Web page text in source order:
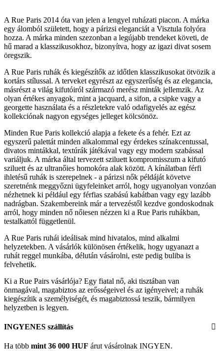
A Rue Paris 2014 óta van jelen a lengyel ruházati piacon. A márka
egy álomból született, hogy a párizsi eleganciát a Visztula folyóra
hozza. A márka minden szezonban a legújabb trendeket követi, de
hű marad a klasszikusokhoz, bizonyítva, hogy az igazi divat sosem
öregszik.
A Rue Paris ruhák és kiegészítők az időtlen klasszikusokat ötvözik a
kortárs stílussal. A terveket egyrészt az egyszerűség és az elegancia,
másrészt a világ kifutóiról származó merész minták jellemzik. Az
olyan értékes anyagok, mint a jacquard, a sifon, a csipke vagy a
georgette használata és a részletekre való odafigyelés az egész
kollekciónak nagyon egységes jelleget kölcsönöz.
Minden Rue Paris kollekció alapja a fekete és a fehér. Ezt az
egyszerű palettát minden alkalommal egy érdekes színakcentussal,
divatos mintákkal, textúrák játékával vagy egy modern szabással
variáljuk. A márka által tervezett sziluett kompromisszum a kifutó
sziluett és az ultranőies homokóra alak között. A kínálatban férfi
ihletésű ruhák is szerepelnek - a párizsi nők példáját követve
szeretnénk meggyőzni ügyfeleinket arról, hogy ugyanolyan vonzóan
nézhetnek ki például egy férfias szabású kabátban vagy egy lazább
nadrágban. Szakembereink már a tervezéstől kezdve gondoskodnak
arról, hogy minden nő nőiesen nézzen ki a Rue Paris ruhákban,
testalkattól függetlenül.
A Rue Paris ruhái ideálisak mind hivatalos, mind alkalmi
helyzetekben. A vásárlók különösen értékelik, hogy ugyanazt a
ruhát reggel munkába, délután vásárolni, este pedig buliba is
felvehetik.
Ki a Rue Pairs vásárlója? Egy fiatal nő, aki tisztában van
önmagával, magabiztos az erősségeivel és az igényeivel; a ruhák
kiegészítik a személyiségét, és magabiztossá teszik, bármilyen
helyzetben is legyen.
INGYENES szállítás
Ha több mint 36 000 HUF árut vásárolnak INGYEN.